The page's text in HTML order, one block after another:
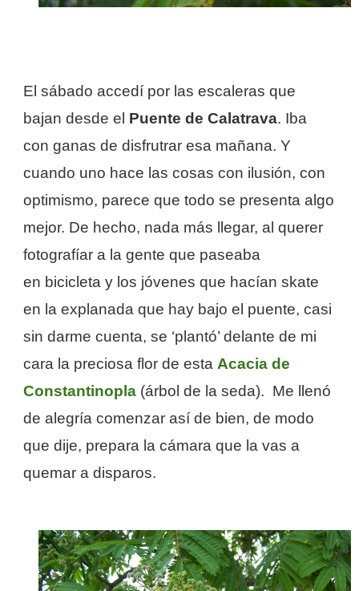
El sábado accedí por las escaleras que
bajan desde el Puente de Calatrava. Iba
con ganas de disfrutrar esa mañana. Y
cuando uno hace las cosas con ilusión, con
optimismo, parece que todo se presenta algo
mejor. De hecho, nada más llegar, al querer
fotografíar a la gente que paseaba
en bicicleta y los jóvenes que hacían skate
en la explanada que hay bajo el puente, casi
sin darme cuenta, se ‘plantó’ delante de mi
cara la preciosa flor de esta Acacia de
Constantinopla (árbol de la seda). Me llenó
de alegría comenzar así de bien, de modo
que dije, prepara la cámara que la vas a
quemar a disparos.